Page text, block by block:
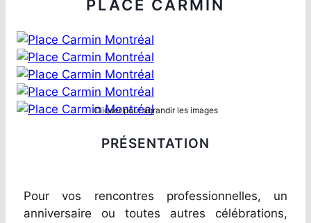
PLACE CARMIN
Cliquer pour agrandir les images
PRÉSENTATION
Pour vos rencontres professionnelles, un
anniversaire ou toutes autres célébrations,